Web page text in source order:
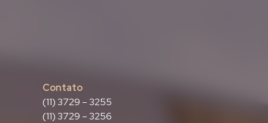
Contato
(11) 3729 – 3255
(11) 3729 – 3256